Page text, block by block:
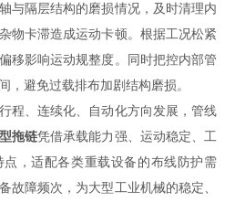
与隔层结构的磨损情况，及时清理内
物卡滞造成运动卡顿。根据工况松紧
移影响运动规整度。同时把控内部管
，避免过载排布加剧结构磨损。
、连续化、自动化方向发展，管线
拖链凭借承载能力强、运动稳定、工
，适配各类重载设备的布线防护需
故障频次，为大型工业机械的稳定、